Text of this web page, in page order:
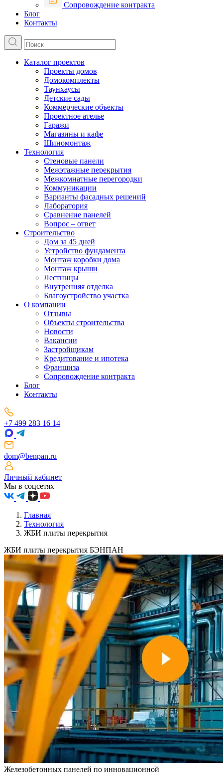
Сопровождение контракта
Блог
Контакты
Каталог проектов
Проекты домов
Домокомплекты
Таунхаусы
Детские сады
Коммерческие объекты
Проектное ателье
Гаражи
Магазины и кафе
Шиномонтаж
Технология
Стеновые панели
Межэтажные перекрытия
Межкомнатные перегородки
Коммуникации
Варианты фасадных решений
Лаборатория
Сравнение панелей
Вопрос – ответ
Строительство
Дом за 45 дней
Устройство фундамента
Монтаж коробки дома
Монтаж крыши
Лестницы
Внутренняя отделка
Благоустройство участка
О компании
Отзывы
Объекты строительства
Новости
Вакансии
Застройщикам
Кредитование и ипотека
Франшиза
Сопровождение контракта
Блог
Контакты
+7 499 283 16 14
dom@benpan.ru
Личный кабинет
Мы в соцсетях
Главная
Технология
ЖБИ плиты перекрытия
ЖБИ плиты перекрытия БЭНПАН
Железобетонных панелей по инновационной